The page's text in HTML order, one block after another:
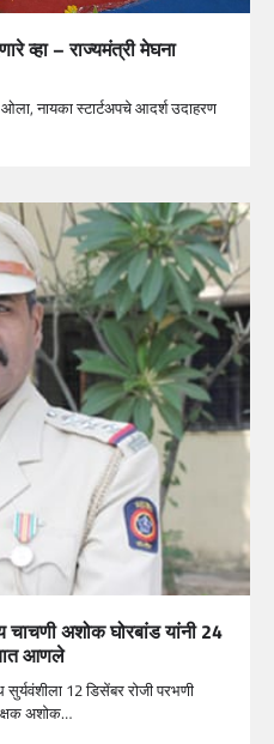
व्हा – राज्यमंत्री मेघना
ओला, नायका स्टार्टअपचे आदर्श उदाहरण
चाचणी अशोक घोरबांड यांनी 24
आणले
12 डिसेंबर रोजी परभणी
अशोक…